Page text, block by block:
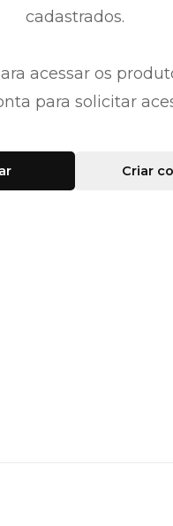
cadastrados.
acessar os
para solicitar
Criar